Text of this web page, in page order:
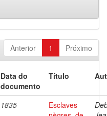
Anterior 1 Próximo
Data do
documento
Título
1835
Esclaves